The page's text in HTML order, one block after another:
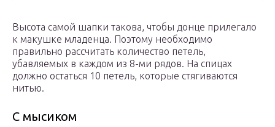
Высота самой шапки такова, чтобы донце прилегало
к макушке младенца. Поэтому необходимо
правильно рассчитать количество петель,
убавляемых в каждом из 8-ми рядов. На спицах
должно остаться 10 петель, которые стягиваются
нитью.
С мысиком